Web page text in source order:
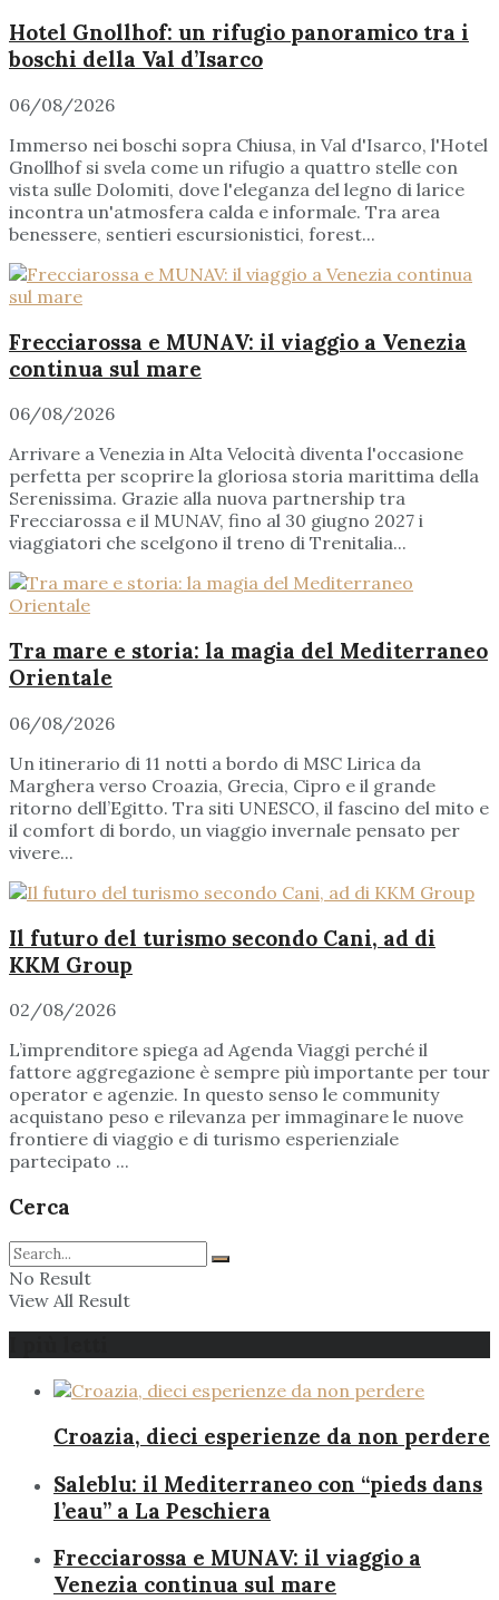
Hotel Gnollhof: un rifugio panoramico tra i
boschi della Val d’Isarco
06/08/2026
Immerso nei boschi sopra Chiusa, in Val d'Isarco, l'Hotel
Gnollhof si svela come un rifugio a quattro stelle con
vista sulle Dolomiti, dove l'eleganza del legno di larice
incontra un'atmosfera calda e informale. Tra area
benessere, sentieri escursionistici, forest...
Frecciarossa e MUNAV: il viaggio a Venezia
continua sul mare
06/08/2026
Arrivare a Venezia in Alta Velocità diventa l'occasione
perfetta per scoprire la gloriosa storia marittima della
Serenissima. Grazie alla nuova partnership tra
Frecciarossa e il MUNAV, fino al 30 giugno 2027 i
viaggiatori che scelgono il treno di Trenitalia...
Tra mare e storia: la magia del Mediterraneo
Orientale
06/08/2026
Un itinerario di 11 notti a bordo di MSC Lirica da
Marghera verso Croazia, Grecia, Cipro e il grande
ritorno dell’Egitto. Tra siti UNESCO, il fascino del mito e
il comfort di bordo, un viaggio invernale pensato per
vivere...
Il futuro del turismo secondo Cani, ad di
KKM Group
02/08/2026
L’imprenditore spiega ad Agenda Viaggi perché il
fattore aggregazione è sempre più importante per tour
operator e agenzie. In questo senso le community
acquistano peso e rilevanza per immaginare le nuove
frontiere di viaggio e di turismo esperienziale
partecipato ...
Cerca
No Result
View All Result
Croazia, dieci esperienze da non perdere
Saleblu: il Mediterraneo con “pieds dans
l’eau” a La Peschiera
Frecciarossa e MUNAV: il viaggio a
Venezia continua sul mare